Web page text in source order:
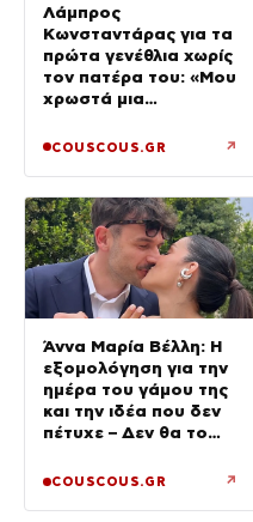
Λάμπρος
Κωνσταντάρας για τα
πρώτα γενέθλια χωρίς
τον πατέρα του: «Μου
χρωστά μια
COUSCOUS.GR ↗
Άννα Μαρία Βέλλη: Η
εξομολόγηση για την
ημέρα του γάμου της
και την ιδέα που δεν
πέτυχε – Δεν θα το
COUSCOUS.GR ↗